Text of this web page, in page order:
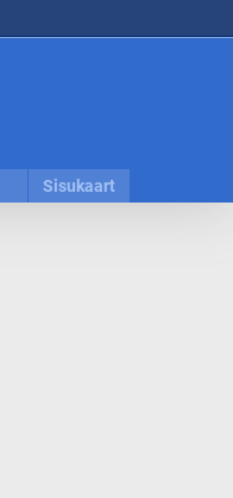
Sisukaart